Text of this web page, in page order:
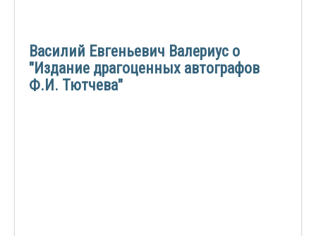
Василий Евгеньевич Валериус о
"Издание драгоценных автографов
Ф.И. Тютчева"